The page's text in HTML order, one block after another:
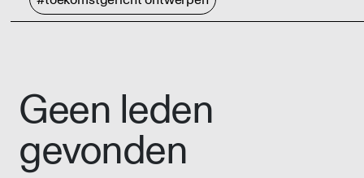
Geen leden
gevonden